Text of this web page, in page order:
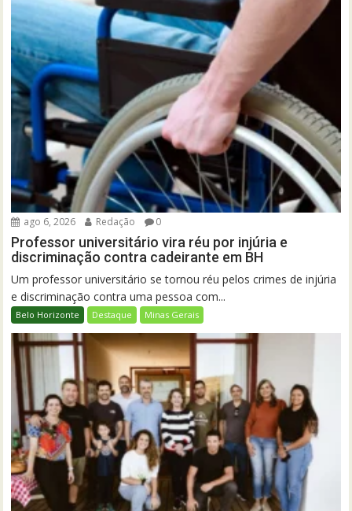
ago 6, 2026 Redação 0
Professor universitário vira réu por injúria e
discriminação contra cadeirante em BH
Um professor universitário se tornou réu pelos crimes de injúria
e discriminação contra uma pessoa com...
Belo Horizonte Destaque Minas Gerais